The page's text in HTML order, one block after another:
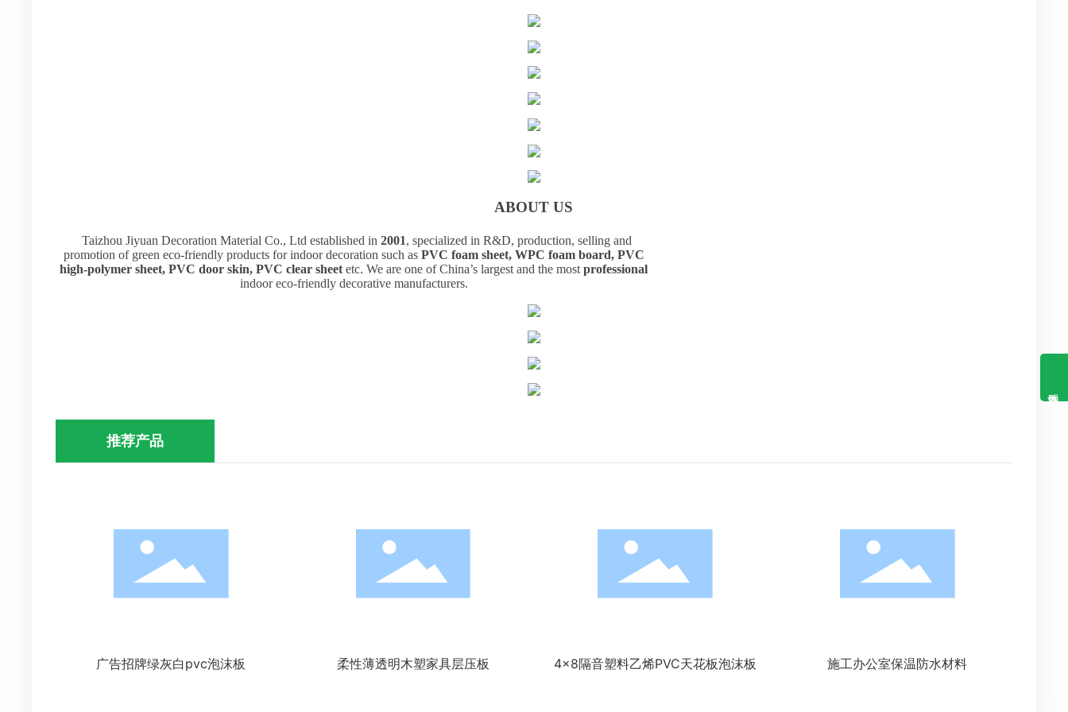
ABOUT US
Taizhou Jiyuan Decoration Material Co., Ltd established in2001, specialized in R&D, production, selling and
promotion of green eco-friendly products for indoor decoration such as PVC foam sheet, WPC foam board, PVC
high-polymer sheet, PVC door skin, PVC clear sheetetc. We are one of China’s largest and the mostprofessional
indoor eco-friendly decorative manufacturers.
推荐产品
广告招牌绿灰白pvc泡沫板 柔性薄透明木塑家具层压板 4x8隔音塑料乙烯PVC天花板泡沫板 施工办公室保温防水材料